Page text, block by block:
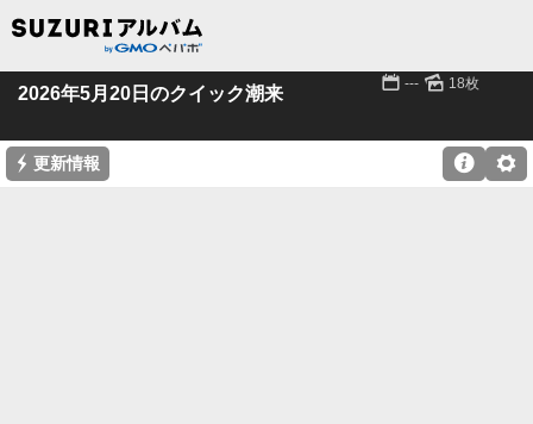
2026年5月20日のクイック潮来 📅 --- 🌄 18枚
⚡ 更新情報 ⚙
